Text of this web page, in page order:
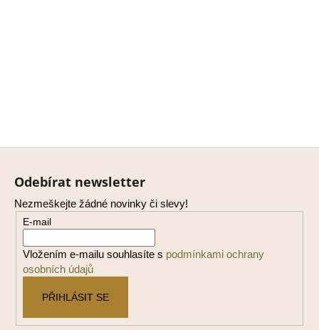
Z
Odebírat newsletter
Nezmeškejte žádné novinky či slevy!
E-mail
Vložením e-mailu souhlasíte s podmínkami ochrany
osobních údajů
PŘIHLÁSIT SE